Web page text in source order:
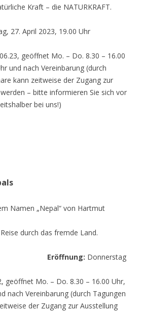
Kraft – die NATURKRAFT.
27. April 2023, 19.00 Uhr
geöffnet Mo. – Do. 8.30 – 16.00
und nach Vereinbarung (durch
kann zeitweise der Zugang zur
– bitte informieren Sie sich vor
bei uns!)
Namen „Nepal“ von Hartmut
durch das fremde Land.
Eröffnung: Donnerstag
geöffnet Mo. – Do. 8.30 – 16.00 Uhr,
nach Vereinbarung (durch Tagungen
der Zugang zur Ausstellung